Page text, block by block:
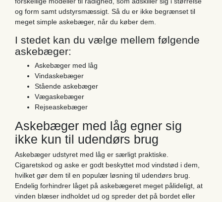
og form samt udstyrsmæssigt. Så du er ikke begrænset til
meget simple askebæger, når du køber dem.
I stedet kan du vælge mellem følgende
askebæger:
Askebæger med låg
Vindaskebæger
Stående askebæger
Vægaskebæger
Rejseaskebæger
Askebæger med låg egner sig
ikke kun til udendørs brug
Askebæger udstyret med låg er særligt praktiske.
Cigaretskod og aske er godt beskyttet mod vindstød i dem,
hvilket gør dem til en populær løsning til udendørs brug.
Endelig forhindrer låget på askebægeret meget pålideligt, at
vinden blæser indholdet ud og spreder det på bordet eller